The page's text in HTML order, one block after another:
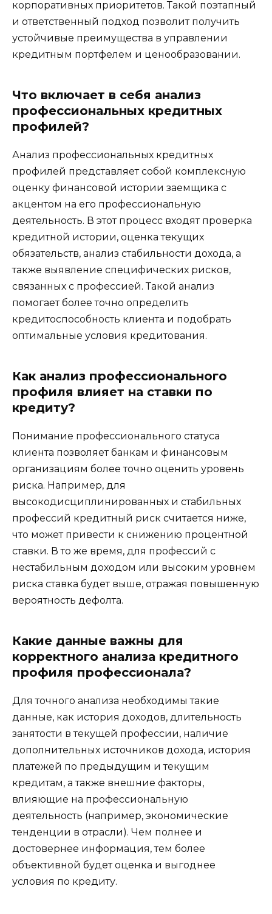
корпоративных приоритетов. Такой поэтапный
и ответственный подход позволит получить
устойчивые преимущества в управлении
кредитным портфелем и ценообразовании.
Что включает в себя анализ
профессиональных кредитных
профилей?
Анализ профессиональных кредитных
профилей представляет собой комплексную
оценку финансовой истории заемщика с
акцентом на его профессиональную
деятельность. В этот процесс входят проверка
кредитной истории, оценка текущих
обязательств, анализ стабильности дохода, а
также выявление специфических рисков,
связанных с профессией. Такой анализ
помогает более точно определить
кредитоспособность клиента и подобрать
оптимальные условия кредитования.
Как анализ профессионального
профиля влияет на ставки по
кредиту?
Понимание профессионального статуса
клиента позволяет банкам и финансовым
организациям более точно оценить уровень
риска. Например, для
высокодисциплинированных и стабильных
профессий кредитный риск считается ниже,
что может привести к снижению процентной
ставки. В то же время, для профессий с
нестабильным доходом или высоким уровнем
риска ставка будет выше, отражая повышенную
вероятность дефолта.
Какие данные важны для
корректного анализа кредитного
профиля профессионала?
Для точного анализа необходимы такие
данные, как история доходов, длительность
занятости в текущей профессии, наличие
дополнительных источников дохода, история
платежей по предыдущим и текущим
кредитам, а также внешние факторы,
влияющие на профессиональную
деятельность (например, экономические
тенденции в отрасли). Чем полнее и
достовернее информация, тем более
объективной будет оценка и выгоднее
условия по кредиту.